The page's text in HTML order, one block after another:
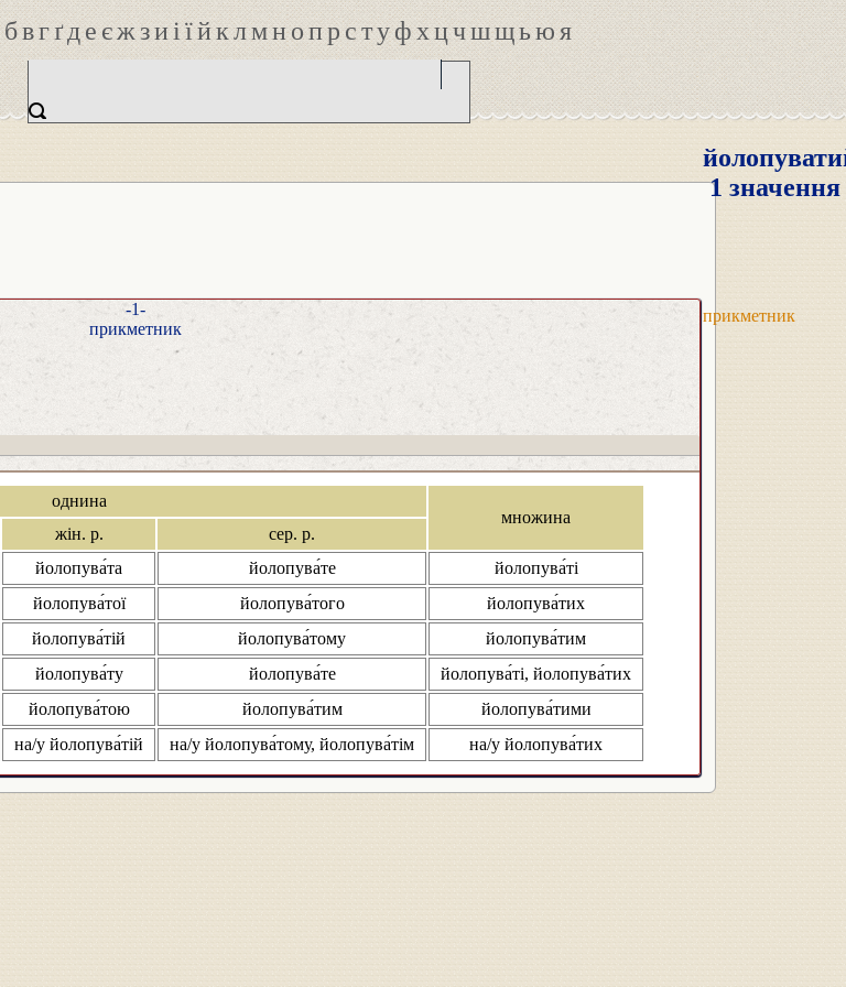
бвгґдеєжзиіїйклмнопрстуфхцчшщьюя
1 значення
прикметник
-1-
прикметник
однина
множина
жін. р.
сер. р.
йолопува́та йолопува́те
йолопува́ті
йолопува́тої йолопува́того
йолопува́тих
йолопува́тій йолопува́тому
йолопува́тим
йолопува́ту йолопува́те
йолопува́ті, йолопува́тих
йолопува́тою йолопува́тим
йолопува́тими
на/у йолопува́тій на/у йолопува́тому, йолопува́тім на/у йолопува́тих